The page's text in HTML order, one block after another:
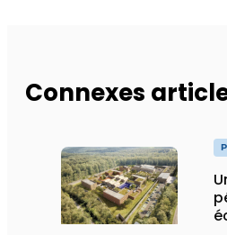
Connexes